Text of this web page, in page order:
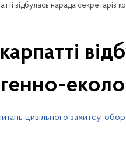
відбулась нарада секретарів
цивільного захитсу,